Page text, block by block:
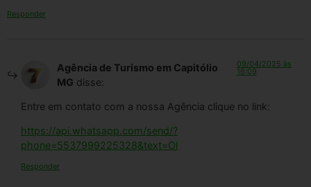
Responder
Agência de Turismo em Capitólio
MG disse:
09/04/2025 às
16:09
Entre em contato com a nossa Agência clique no link:
https://api.whatsapp.com/send/?
phone=5537999225328&text=Ol
Responder